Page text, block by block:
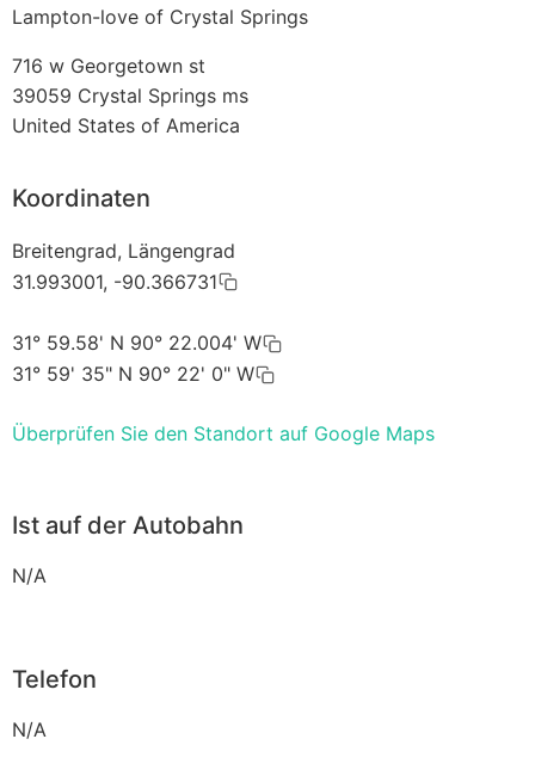
Lampton-love of Crystal Springs
716 w Georgetown st
39059 Crystal Springs ms
United States of America
Koordinaten
Breitengrad, Längengrad
31.993001, -90.366731
31° 59.58' N 90° 22.004' W
31° 59' 35" N 90° 22' 0" W
Überprüfen Sie den Standort auf Google Maps
Ist auf der Autobahn
N/A
Telefon
N/A